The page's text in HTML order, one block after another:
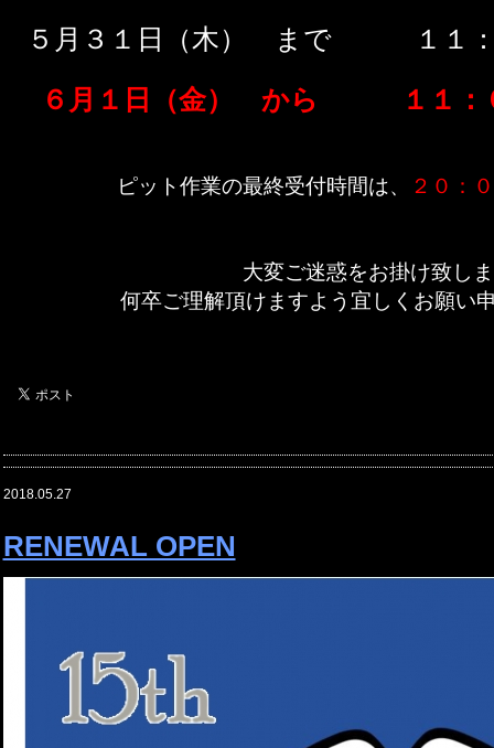
５月３１日（木） まで １１
６月１日（金） から １１：
ピット作業の最終受付時間は、 ２０：
大変ご迷惑をお掛け致し
何卒ご理解頂けますよう宜しくお願い
2018.05.27
RENEWAL OPEN